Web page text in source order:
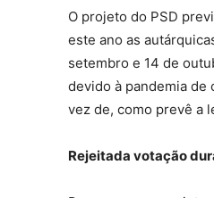
O projeto do PSD
este ano as
setembro e 14 de
devido à pandemia de
vez de, como prevê a
Rejeitada votação